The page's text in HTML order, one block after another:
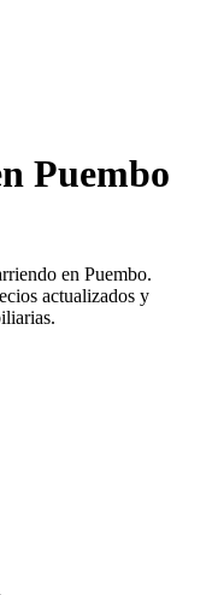
Puembo
en Puembo.
actualizados y